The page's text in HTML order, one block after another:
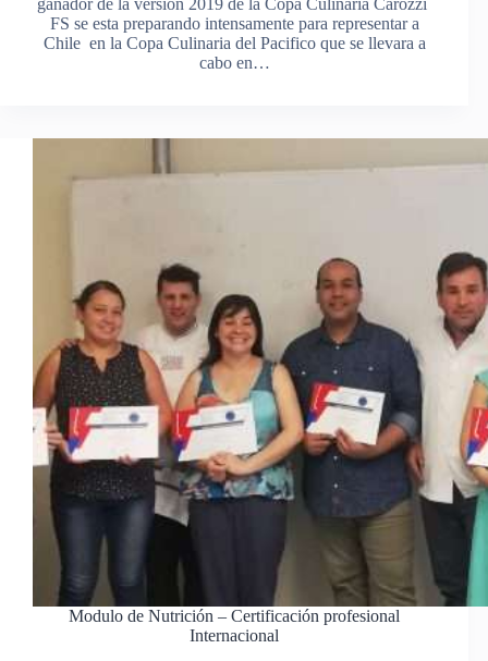
ganador de la versión 2019 de la Copa Culinaria Carozzi
FS se esta preparando intensamente para representar a
Chile en la Copa Culinaria del Pacifico que se llevara a
cabo en…
Modulo de Nutrición – Certificación profesional
Internacional